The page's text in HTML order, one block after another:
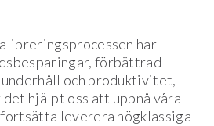
har
förbättrad
och produktivitet,
hjälpt oss att uppnå våra
leverera högklassiga